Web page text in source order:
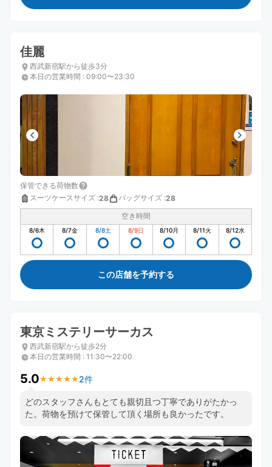
佳麗
西武新宿駅から徒歩3分
本日の営業時間 : 09:00〜23:30
保管できる荷物数
スーツケースサイズ :28 バッグサイズ :28
空き時間
8/6木 8/7金 8/8土 8/9日 8/10月 8/11火 8/12水
この店舗を予約する
東京ミステリーサーカス
西武新宿駅から徒歩2分
本日の営業時間 : 11:30〜22:00
5.0★ ★ ★ ★ ★
★ ★ ★ ★ ★ 2件
どのスタッフさんもとても親切且つ丁寧でありがたかっ
た。荷物を預けて保管して頂く場所も良かったです。